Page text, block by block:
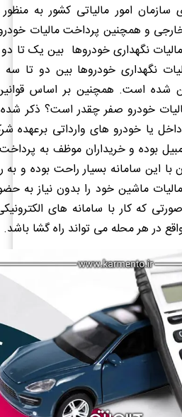
امور مالیاتی کشور به منظور
و همچنین پرداخت مالیات
شده است. همچنین بر اساس
خودرو صفر چقدر است؟ ذکر
یا خودرو های وارداتی برعهده
بوده و خریداران موظف به
این سامانه بسیار راحت بوده و به
ماشین خود را بدون نیاز به
که کار با سامانه های
در هر محله می تواند راه گشا باشد.